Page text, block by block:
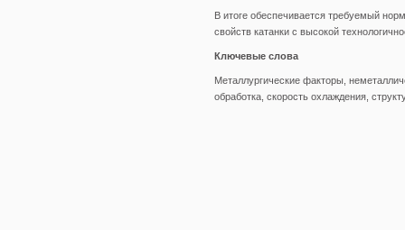
В итоге обеспечивается требуемый
свойств катанки с высокой
Ключевые слова
Металлургические факторы,
обработка, скорость охлаждения,